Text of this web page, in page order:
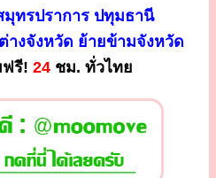
มุทรปราการ ปทุมธานี
งจังหวัด ย้ายข้ามจังหวัด
รี! 24 ชม. ทั่วไทย